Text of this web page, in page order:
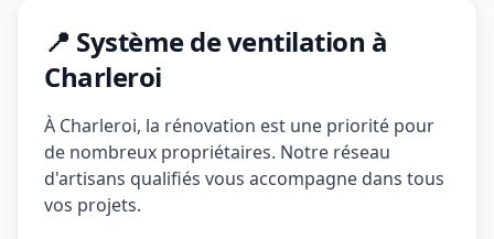
📍 Système de ventilation à
Charleroi
À Charleroi, la rénovation est une priorité pour
de nombreux propriétaires. Notre réseau
d'artisans qualifiés vous accompagne dans tous
vos projets.